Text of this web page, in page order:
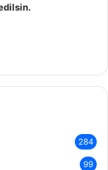
284
99